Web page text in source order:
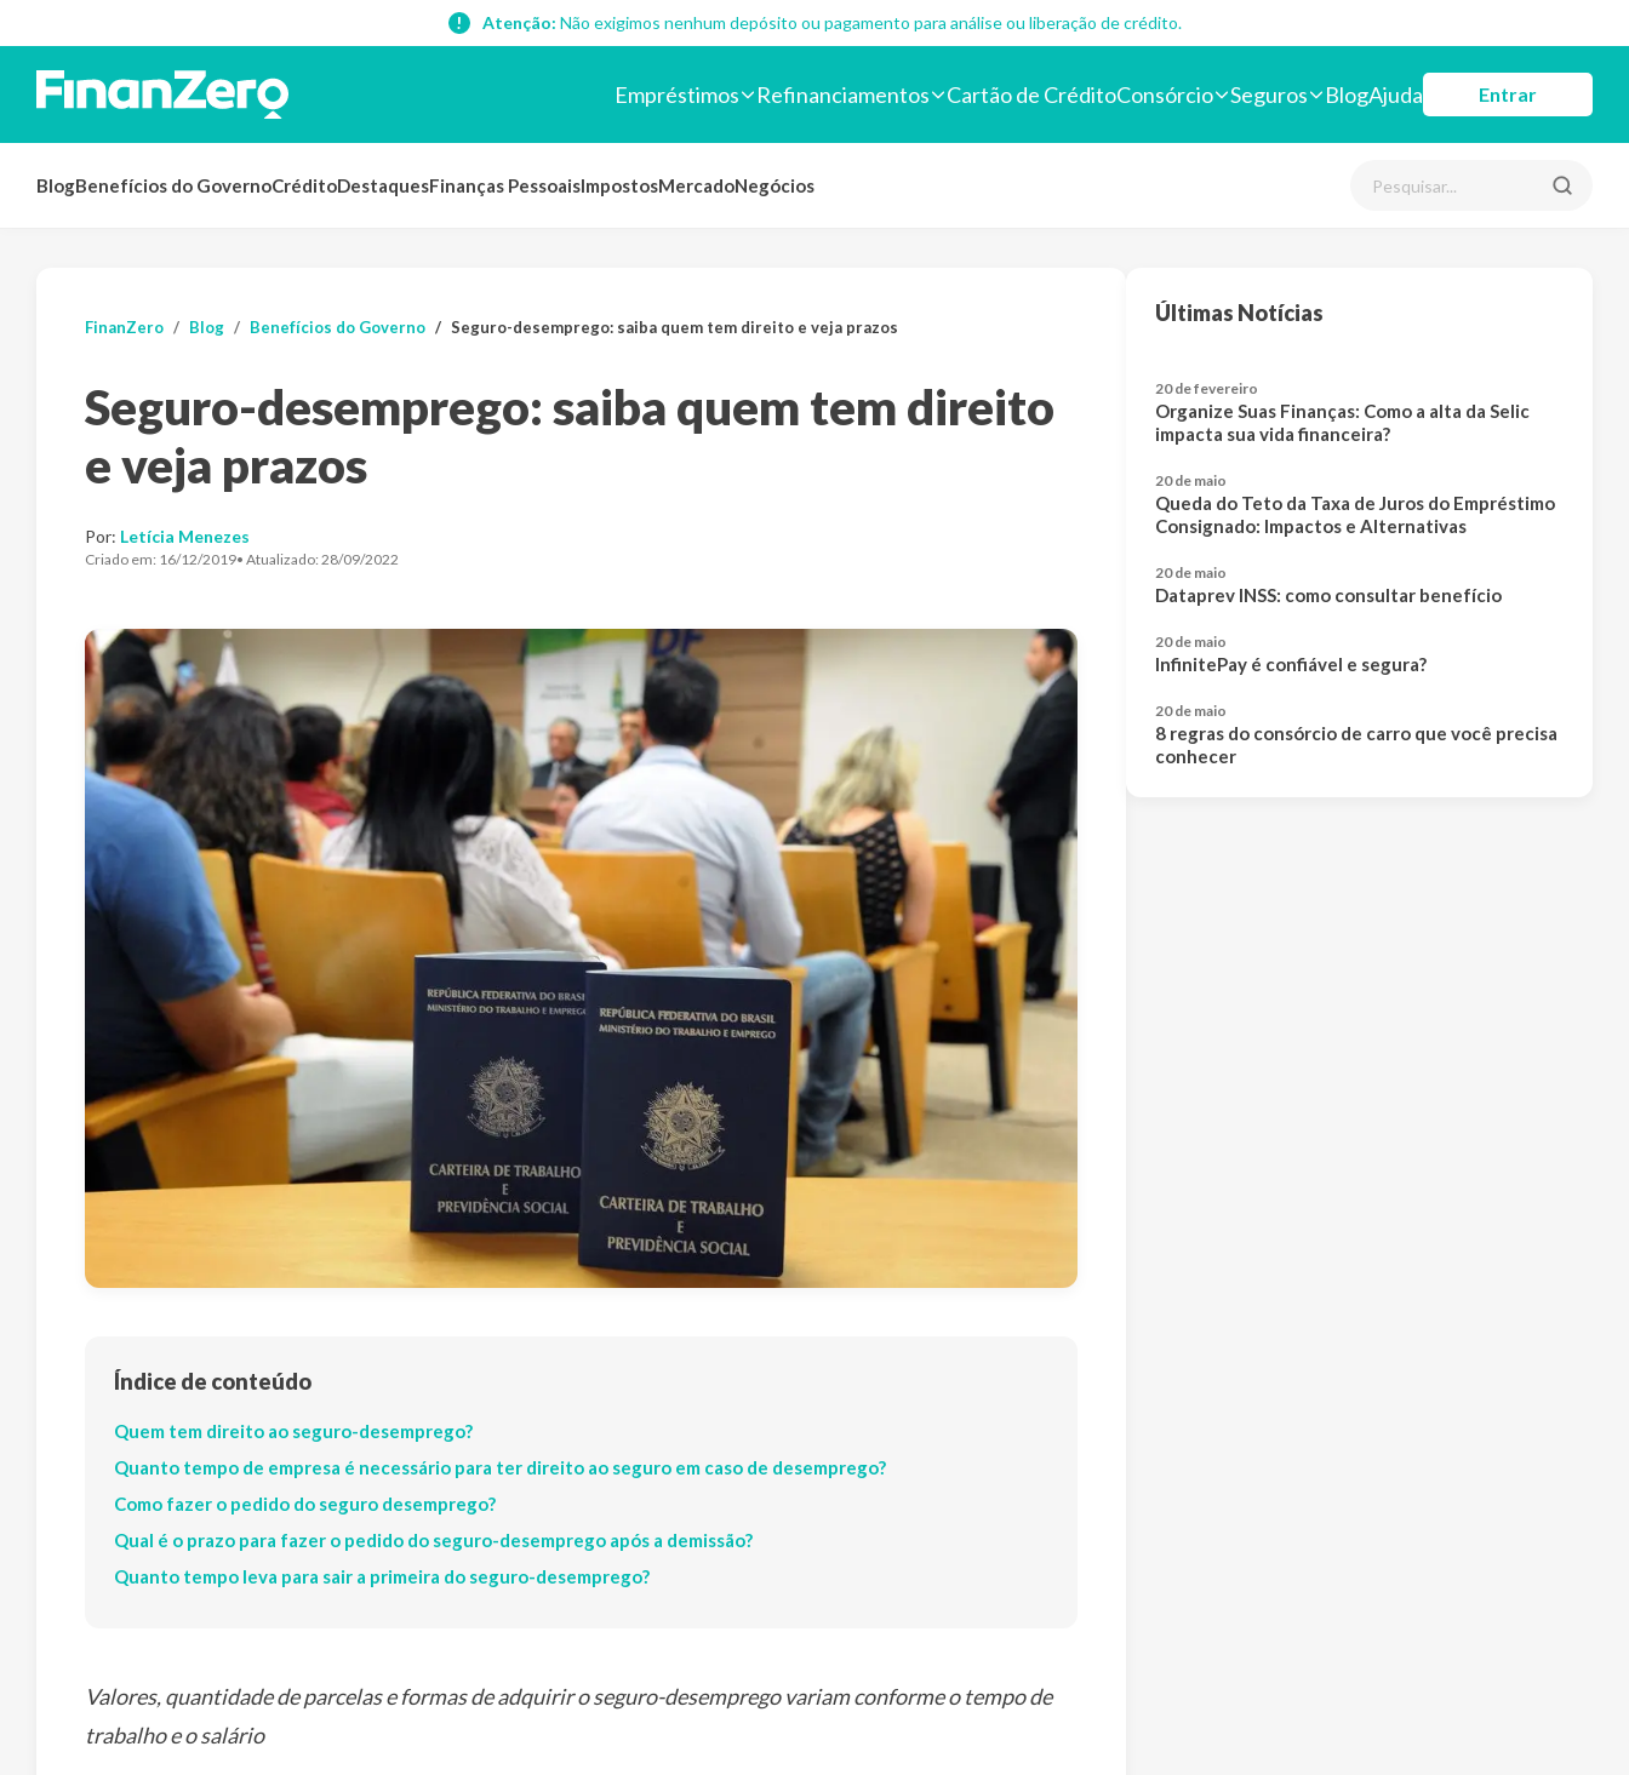
Atenção: Não exigimos nenhum depósito ou pagamento para análise ou liberação de crédito.
Empréstimos Refinanciamentos Cartão de CréditoConsórcio Seguros BlogAjuda Entrar
BlogBenefícios do GovernoCréditoDestaquesFinanças PessoaisImpostosMercadoNegócios
FinanZero Blog Benefícios do Governo Seguro-desemprego: saiba quem tem direito e veja prazos
Seguro-desemprego: saiba quem tem direito
e veja prazos
Por: Letícia Menezes
Criado em: 16/12/2019• Atualizado: 28/09/2022
Índice de conteúdo
Quem tem direito ao seguro-desemprego?
Quanto tempo de empresa é necessário para ter direito ao seguro em caso de desemprego?
Como fazer o pedido do seguro desemprego?
Qual é o prazo para fazer o pedido do seguro-desemprego após a demissão?
Quanto tempo leva para sair a primeira do seguro-desemprego?
Valores, quantidade de parcelas e formas de adquirir o seguro-desemprego variam conforme o tempo de
trabalho e o salário
Últimas Notícias
20 de fevereiro
Organize Suas Finanças: Como a alta da Selic
impacta sua vida financeira?
20 de maio
Queda do Teto da Taxa de Juros do Empréstimo
Consignado: Impactos e Alternativas
20 de maio
Dataprev INSS: como consultar benefício
20 de maio
InfinitePay é confiável e segura?
20 de maio
8 regras do consórcio de carro que você precisa
conhecer